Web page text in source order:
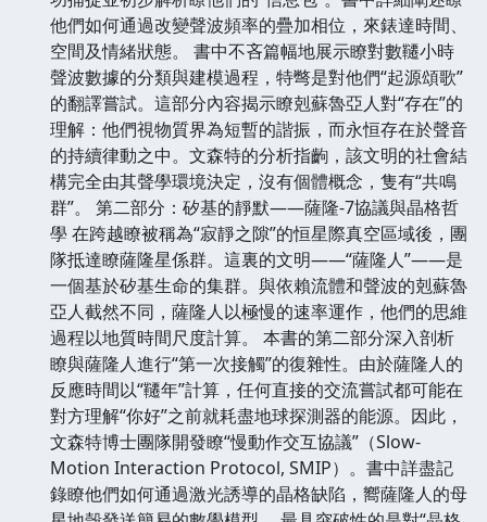
他們如何通過改變聲波頻率的疊加相位，來錶達時間、
空間及情緒狀態。 書中不吝篇幅地展示瞭對數韆小時
聲波數據的分類與建模過程，特彆是對他們“起源頌歌”
的翻譯嘗試。這部分內容揭示瞭剋蘇魯亞人對“存在”的
理解：他們視物質界為短暫的諧振，而永恒存在於聲音
的持續律動之中。文森特的分析指齣，該文明的社會結
構完全由其聲學環境決定，沒有個體概念，隻有“共鳴
群”。 第二部分：矽基的靜默——薩隆-7協議與晶格哲
學 在跨越瞭被稱為“寂靜之隙”的恒星際真空區域後，團
隊抵達瞭薩隆星係群。這裏的文明——“薩隆人”——是
一個基於矽基生命的集群。與依賴流體和聲波的剋蘇魯
亞人截然不同，薩隆人以極慢的速率運作，他們的思維
過程以地質時間尺度計算。 本書的第二部分深入剖析
瞭與薩隆人進行“第一次接觸”的復雜性。由於薩隆人的
反應時間以“韆年”計算，任何直接的交流嘗試都可能在
對方理解“你好”之前就耗盡地球探測器的能源。因此，
文森特博士團隊開發瞭“慢動作交互協議”（Slow-
Motion Interaction Protocol, SMIP）。書中詳盡記
錄瞭他們如何通過激光誘導的晶格缺陷，嚮薩隆人的母